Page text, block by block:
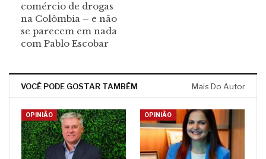
comércio de drogas
na Colômbia – e não
se parecem em nada
com Pablo Escobar
VOCÊ PODE GOSTAR TAMBÉM Mais Do Autor
OPINIÃO OPINIÃO